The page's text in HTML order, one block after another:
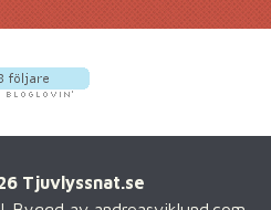
Tjuvlyssnat.se